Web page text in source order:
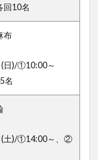
回10名
布
(日)/①10:00～
名
(土)/①14:00～、②